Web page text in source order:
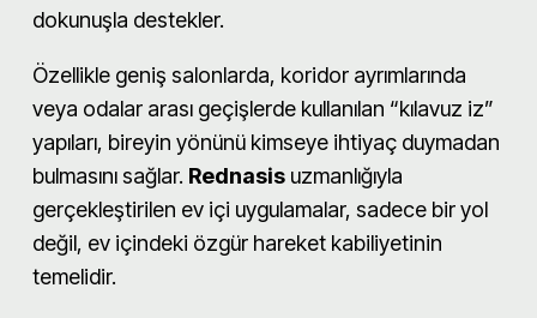
dokunuşla destekler.
Özellikle geniş salonlarda, koridor ayrımlarında
veya odalar arası geçişlerde kullanılan “kılavuz iz”
yapıları, bireyin yönünü kimseye ihtiyaç duymadan
bulmasını sağlar. Rednasis uzmanlığıyla
gerçekleştirilen ev içi uygulamalar, sadece bir yol
değil, ev içindeki özgür hareket kabiliyetinin
temelidir.